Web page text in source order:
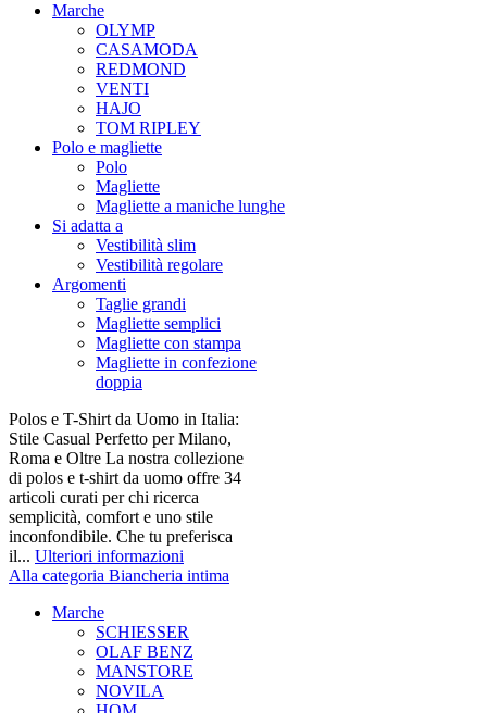
Marche
OLYMP
CASAMODA
REDMOND
VENTI
HAJO
TOM RIPLEY
Polo e magliette
Polo
Magliette
Magliette a maniche lunghe
Si adatta a
Vestibilità slim
Vestibilità regolare
Argomenti
Taglie grandi
Magliette semplici
Magliette con stampa
Magliette in confezione
doppia
Polos e T-Shirt da Uomo in Italia:
Stile Casual Perfetto per Milano,
Roma e Oltre La nostra collezione
di polos e t-shirt da uomo offre 34
articoli curati per chi ricerca
semplicità, comfort e uno stile
inconfondibile. Che tu preferisca
il... Ulteriori informazioni
Alla categoria Biancheria intima
Marche
SCHIESSER
OLAF BENZ
MANSTORE
NOVILA